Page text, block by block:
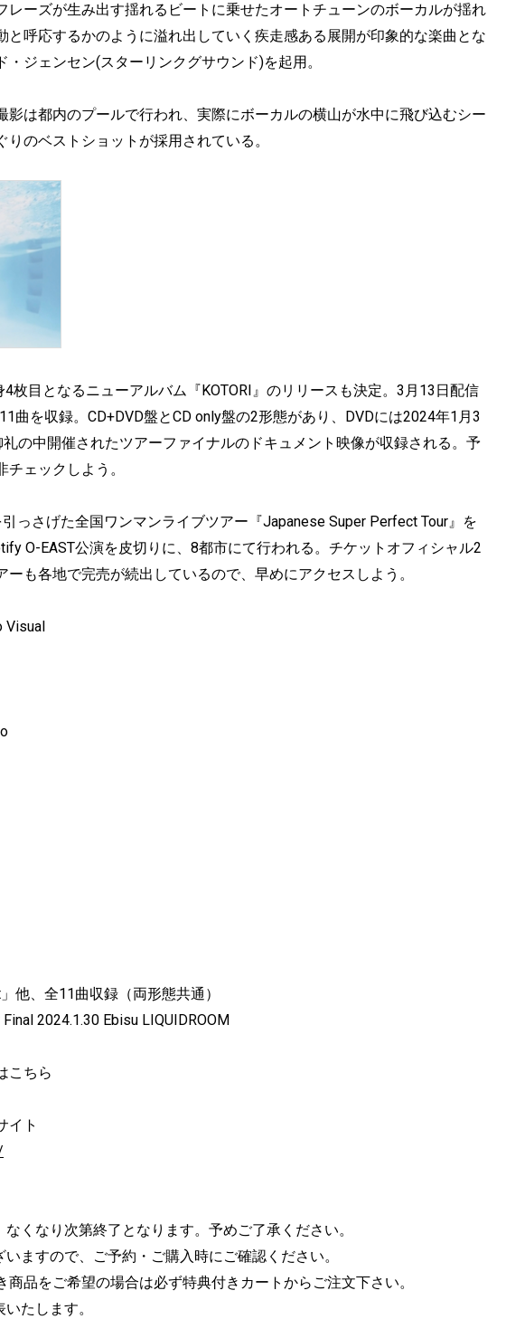
レーズが生み出す揺れるビートに乗せたオートチューンのボーカルが揺れ
と呼応するかのように溢れ出していく疾走感ある展開が印象的な楽曲とな
ジェンセン(スターリンクグサウンド)を起用。
影は都内のプールで行われ、実際にボーカルの横山が水中に飛び込むシー
のベストショットが採用されている。
枚目となるニューアルバム『KOTORI』のリリースも決定。3月13日配信
曲を収録。CD+DVD盤とCD only盤の2形態があり、DVDには2024年1月3
の中開催されたツアーファイナルのドキュメント映像が収録される。予
ェックしよう。
っさげた全国ワンマンライブツアー『Japanese Super Perfect Tour』を
O-EAST公演を皮切りに、8都市にて行われる。チケットオフィシャル2
も各地で完売が続出しているので、早めにアクセスしよう。
Visual
他、全11曲収録（両形態共通）
2024.1.30 Ebisu LIQUIDROOM
こちら
イト
くなり次第終了となります。予めご了承ください。
ますので、ご予約・ご購入時にご確認ください。
品をご希望の場合は必ず特典付きカートからご注文下さい。
たします。